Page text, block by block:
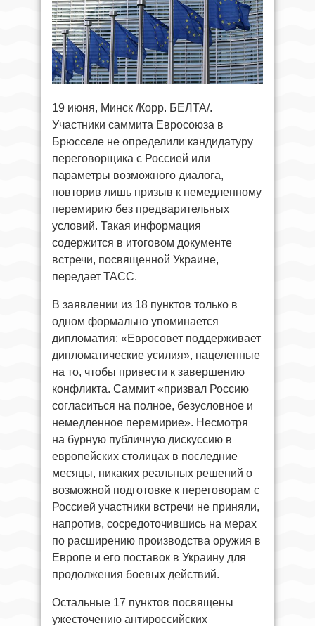
19 июня, Минск /Корр. БЕЛТА/.
Участники саммита Евросоюза в
Брюсселе не определили кандидатуру
переговорщика с Россией или
параметры возможного диалога,
повторив лишь призыв к немедленному
перемирию без предварительных
условий. Такая информация
содержится в итоговом документе
встречи, посвященной Украине,
передает ТАСС.
В заявлении из 18 пунктов только в
одном формально упоминается
дипломатия: «Евросовет поддерживает
дипломатические усилия», нацеленные
на то, чтобы привести к завершению
конфликта. Саммит «призвал Россию
согласиться на полное, безусловное и
немедленное перемирие». Несмотря
на бурную публичную дискуссию в
европейских столицах в последние
месяцы, никаких реальных решений о
возможной подготовке к переговорам с
Россией участники встречи не приняли,
напротив, сосредоточившись на мерах
по расширению производства оружия в
Европе и его поставок в Украину для
продолжения боевых действий.
Остальные 17 пунктов посвящены
ужесточению антироссийских